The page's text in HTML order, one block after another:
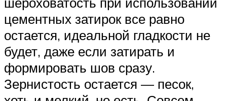
цементных затирок все равно
остается, идеальной гладкости не
будет, даже если затирать и
формировать шов сразу.
Зернистость остается — песок,